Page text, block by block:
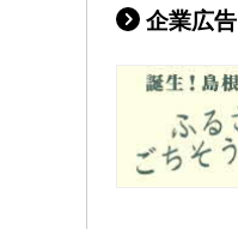
企業広告